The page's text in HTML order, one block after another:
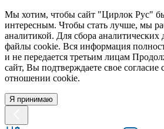
Мы хотим, чтобы сайт "Цирлок Рус"
интересным. Чтобы стать лучше, мы
аналитикой. Для сбора
файлы cookie. Вся информация
и не передается третьим лицам
сайт, Вы подтверждаете свое согласие
отношении cookie.
Я принимаю